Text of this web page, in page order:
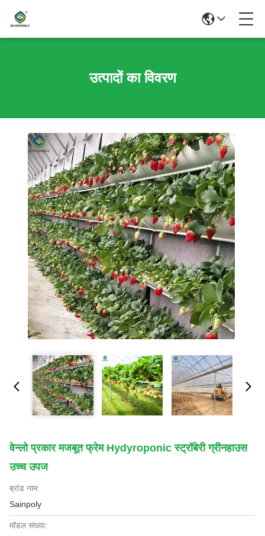
उत्पादों का विवरण
वेन्लो प्रकार मजबूत फ्रेम Hydyroponic स्ट्रॉबेरी ग्रीनहाउस
उच्च उपज
ब्रांड नाम:
Sainpoly
मॉडल संख्या: